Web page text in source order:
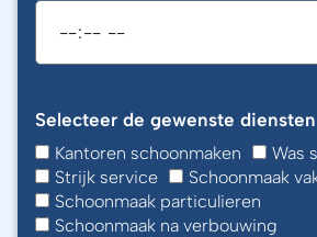
Selecteer de gewenste diensten
Kantoren schoonmaken
Was
Strijk service
Schoonmaak
Schoonmaak particulieren
Schoonmaak na verbouwing